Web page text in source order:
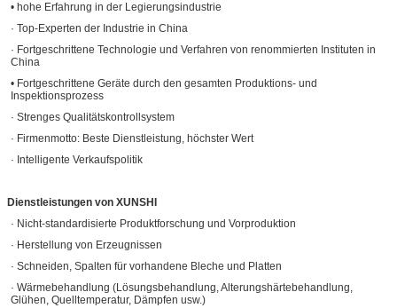
• hohe Erfahrung in der Legierungsindustrie
· Top-Experten der Industrie in China
· Fortgeschrittene Technologie und Verfahren von renommierten Instituten in
China
• Fortgeschrittene Geräte durch den gesamten Produktions- und
Inspektionsprozess
· Strenges Qualitätskontrollsystem
· Firmenmotto: Beste Dienstleistung, höchster Wert
· Intelligente Verkaufspolitik
Dienstleistungen von XUNSHI
· Nicht-standardisierte Produktforschung und Vorproduktion
· Herstellung von Erzeugnissen
· Schneiden, Spalten für vorhandene Bleche und Platten
· Wärmebehandlung (Lösungsbehandlung, Alterungshärtebehandlung,
Glühen, Quelltemperatur, Dämpfen usw.)